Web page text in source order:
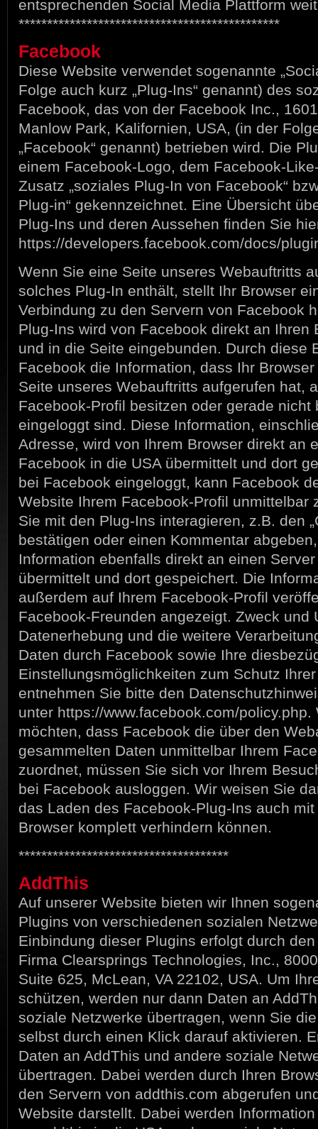
entsprechenden Social Media Plattform
**********************************************
Facebook
Diese Website verwendet sogenannte
Folge auch kurz „Plug-Ins“ genannt) des
Facebook, das von der Facebook Inc.,
Manlow Park, Kalifornien, USA, (in der
„Facebook“ genannt) betrieben wird. Die
einem Facebook-Logo, dem Facebook-
Zusatz „soziales Plug-In von Facebook“
Plug-in“ gekennzeichnet. Eine Übersicht
Plug-Ins und deren Aussehen finden Sie
https://developers.facebook.com/docs/
Wenn Sie eine Seite unseres Webauftritts
solches Plug-In enthält, stellt Ihr Browser
Verbindung zu den Servern von Facebook
Plug-Ins wird von Facebook direkt an Ihren
und in die Seite eingebunden. Durch diese
Facebook die Information, dass Ihr
Seite unseres Webauftritts aufgerufen hat,
Facebook-Profil besitzen oder gerade nicht
eingeloggt sind. Diese Information,
Adresse, wird von Ihrem Browser direkt an
Facebook in die USA übermittelt und dort
bei Facebook eingeloggt, kann Facebook
Website Ihrem Facebook-Profil unmittelbar
Sie mit den Plug-Ins interagieren, z.B. den
bestätigen oder einen Kommentar
Information ebenfalls direkt an einen
übermittelt und dort gespeichert. Die
außerdem auf Ihrem Facebook-Profil
Facebook-Freunden angezeigt. Zweck und
Datenerhebung und die weitere
Daten durch Facebook sowie Ihre
Einstellungsmöglichkeiten zum Schutz
entnehmen Sie bitte den
unter https://www.facebook.com/policy.php.
möchten, dass Facebook die über den
gesammelten Daten unmittelbar Ihrem
zuordnet, müssen Sie sich vor Ihrem
bei Facebook ausloggen. Wir weisen Sie
das Laden des Facebook-Plug-Ins auch
Browser komplett verhindern können.
*************************************
AddThis
Auf unserer Website bieten wir Ihnen
Plugins von verschiedenen sozialen
Einbindung dieser Plugins erfolgt durch
Firma Clearsprings Technologies, Inc.,
Suite 625, McLean, VA 22102, USA. Um
schützen, werden nur dann Daten an
soziale Netzwerke übertragen, wenn Sie
selbst durch einen Klick darauf aktivieren.
Daten an AddThis und andere soziale
übertragen. Dabei werden durch Ihren
den Servern von addthis.com abgerufen
Website darstellt. Dabei werden